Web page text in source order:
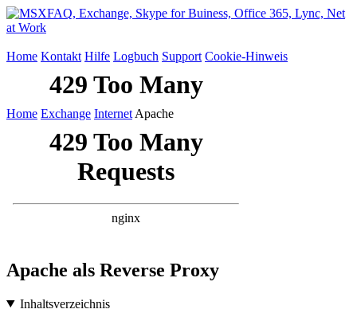
Home Kontakt Hilfe Logbuch Support Cookie-Hinweis
Home Exchange Internet Apache
Apache als Reverse Proxy
Inhaltsverzeichnis